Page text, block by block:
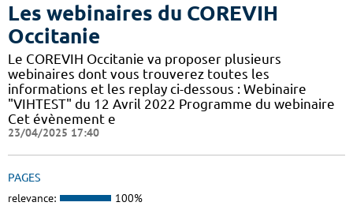
Les webinaires du COREVIH
Occitanie
Le COREVIH Occitanie va proposer plusieurs
webinaires dont vous trouverez toutes les
informations et les replay ci-dessous : Webinaire
"VIHTEST" du 12 Avril 2022 Programme du webinaire
Cet évènement e
23/04/2025 17:40
PAGES
relevance: 100%